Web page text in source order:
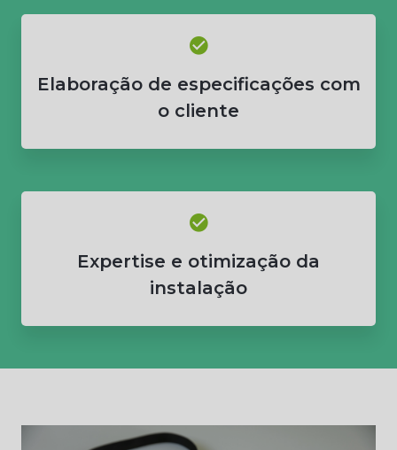
Elaboração de especificações com
o cliente
Expertise e otimização da
instalação